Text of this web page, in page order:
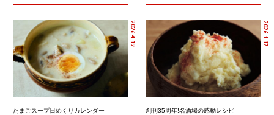
2026.4.19
たまごスープ日めくりカレンダー
2026.1.17
創刊35周年!名酒場の感動レシピ